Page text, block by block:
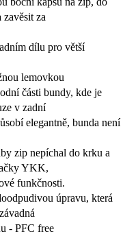
za
dílu pro větší
lemovkou
části bundy, kde je
v zadní
elegantně, bunda není
zip nepíchal do krku a
YKK,
funkčnosti.
úpravu, která
- PFC free